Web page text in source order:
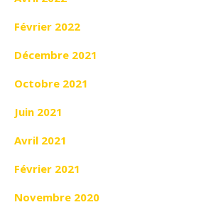
Février 2022
Décembre 2021
Octobre 2021
Juin 2021
Avril 2021
Février 2021
Novembre 2020